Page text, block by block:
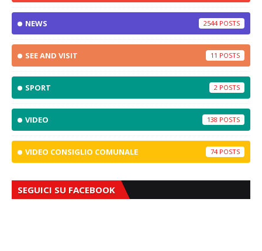
NEWS 2544
SEE AND VISIT 11
SPORT 2
VIDEO 138
VIDEO CONSIGLIO COMUNALE 74
SEGUICI SU FACEBOOK